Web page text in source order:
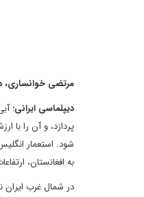
مرتضی خوانساری،
دیپلماسی ایرانی:
پردازد، و آن را با
شود. استعمار
به افغانستان،
در شمال غرب